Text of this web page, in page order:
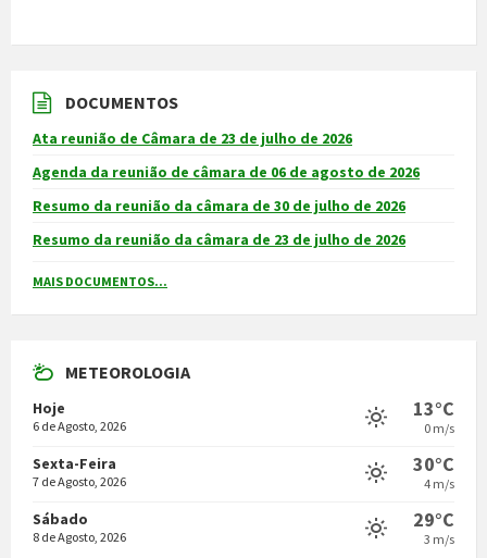
DOCUMENTOS
Ata reunião de Câmara de 23 de julho de 2026
Agenda da reunião de câmara de 06 de agosto de 2026
Resumo da reunião da câmara de 30 de julho de 2026
Resumo da reunião da câmara de 23 de julho de 2026
MAIS DOCUMENTOS...
METEOROLOGIA
Hoje
6 de Agosto, 2026
13°C
0 m/s
Sexta-Feira
7 de Agosto, 2026
30°C
4 m/s
Sábado
8 de Agosto, 2026
29°C
3 m/s